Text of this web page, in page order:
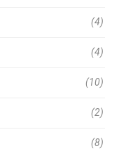
(4)
(4)
(10)
(2)
(8)